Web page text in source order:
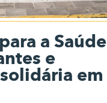
a Saúde
e
em